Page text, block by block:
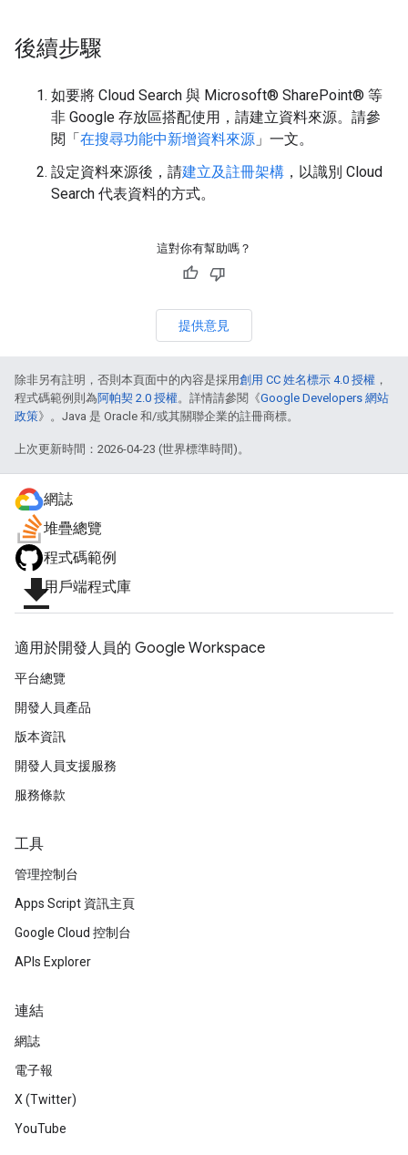
後續步驟
如要將 Cloud Search 與 Microsoft® SharePoint® 等
非 Google 存放區搭配使用，請建立資料來源。請參
閱「在搜尋功能中新增資料來源 」一文。
設定資料來源後，請建立及註冊架構 ，以識別 Cloud
Search 代表資料的方式。
這對你有幫助嗎？
提供意見
除非另有註明，否則本頁面中的內容是採用創用 CC 姓名標示 4.0 授權 ，
程式碼範例則為阿帕契 2.0 授權。詳情請參閱《Google Developers 網站
政策》。Java 是 Oracle 和/或其關聯企業的註冊商標。
上次更新時間：2026-04-23 (世界標準時間)。
網誌
堆疊總覽
程式碼範例
file_download用戶端程式庫
適用於開發人員的 Google Workspace
平台總覽
開發人員產品
版本資訊
開發人員支援服務
服務條款
工具
管理控制台
Apps Script 資訊主頁
Google Cloud 控制台
APIs Explorer
連結
網誌
電子報
X (Twitter)
YouTube